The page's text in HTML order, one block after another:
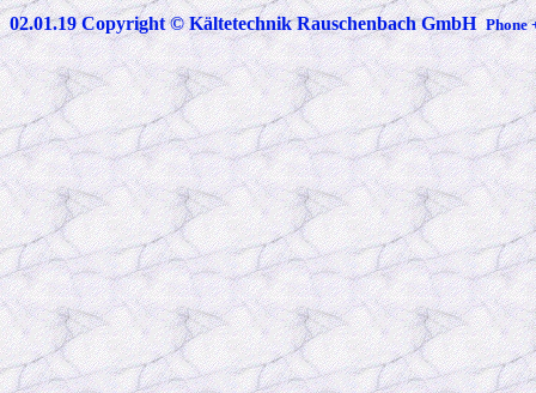
02.01.19 Copyright © Kältetechnik Rauschenbach GmbHPhone